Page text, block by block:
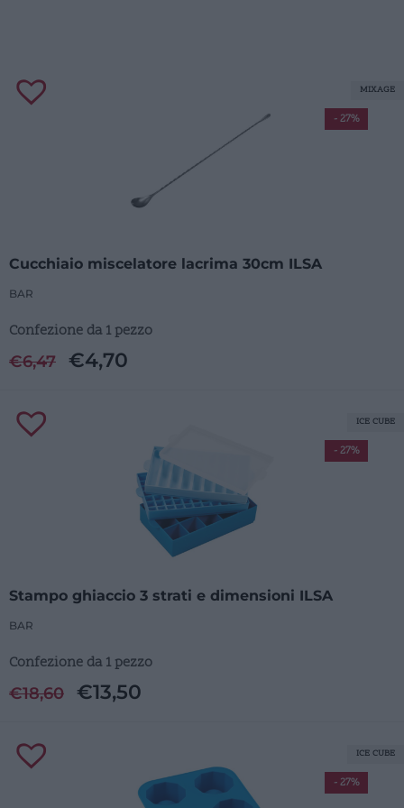
Cucchiaio miscelatore lacrima 30cm ILSA
BAR
Confezione da 1 pezzo
€6,47 €4,70
- 27%
MIXAGE
Stampo ghiaccio 3 strati e dimensioni ILSA
BAR
Confezione da 1 pezzo
€18,60 €13,50
- 27%
ICE CUBE
- 27%
ICE CUBE